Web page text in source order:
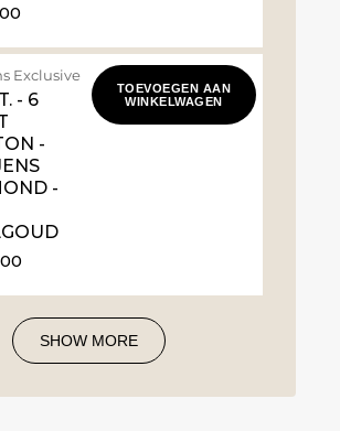
Exclusive
- 6
-
-
TOEVOEGEN AAN
WINKELWAGEN
SHOW MORE